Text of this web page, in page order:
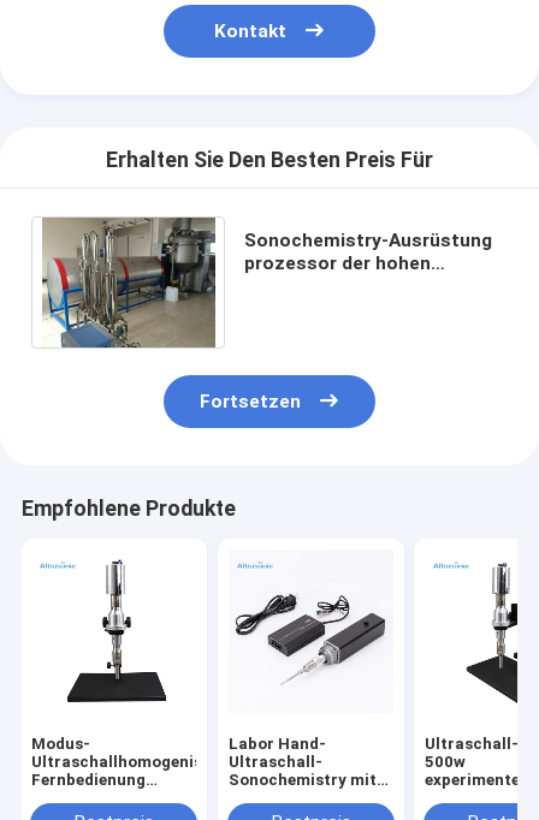
Kontakt
Erhalten Sie Den Besten Preis Für
Sonochemistry-Ausrüstung
prozessor der hohen
Fortsetzen
Empfohlene Produkte
Modus-
Ultraschallhomogenisierer-
Fernbedienung
Labor Hand-
Ultraschall-
Sonochemistry mit
Ultraschall-
500w